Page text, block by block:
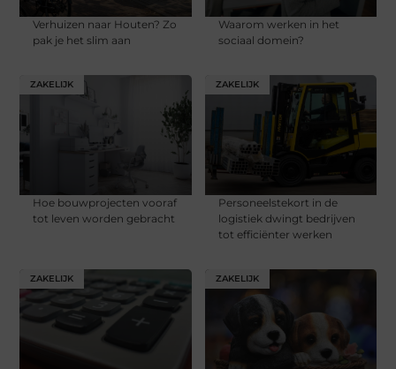
Verhuizen naar Houten? Zo
pak je het slim aan
Waarom werken in het
sociaal domein?
ZAKELIJK
Hoe bouwprojecten vooraf
tot leven worden gebracht
ZAKELIJK
Personeelstekort in de
logistiek dwingt bedrijven
tot efficiënter werken
ZAKELIJK ZAKELIJK